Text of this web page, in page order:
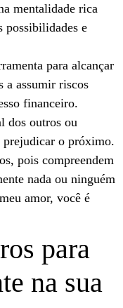
mentalidade rica
possibilidades e
para alcançar
a assumir riscos
financeiro.
dos outros ou
prejudicar o próximo.
pois compreendem
nada ou ninguém
amor, você é
para
na sua